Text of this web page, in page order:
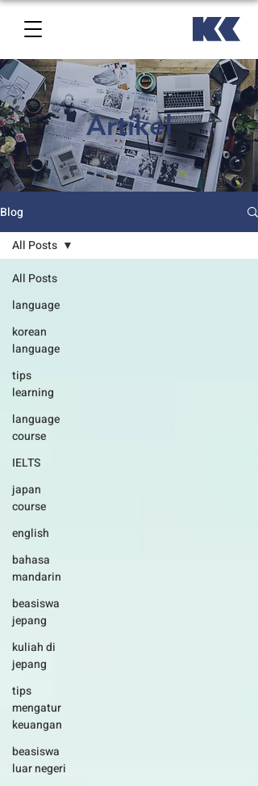
Artikel
Blog
All Posts
language
korean
language
tips
learning
language
course
IELTS
japan
course
english
bahasa
mandarin
beasiswa
jepang
kuliah di
jepang
tips
mengatur
keuangan
beasiswa
luar negeri
All Posts